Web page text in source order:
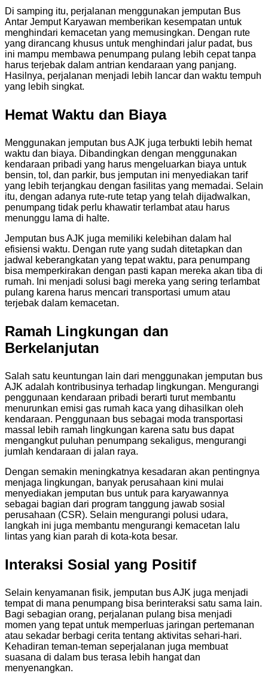
Di samping itu, perjalanan menggunakan jemputan Bus
Antar Jemput Karyawan memberikan kesempatan untuk
menghindari kemacetan yang memusingkan. Dengan rute
yang dirancang khusus untuk menghindari jalur padat, bus
ini mampu membawa penumpang pulang lebih cepat tanpa
harus terjebak dalam antrian kendaraan yang panjang.
Hasilnya, perjalanan menjadi lebih lancar dan waktu tempuh
yang lebih singkat.
Hemat Waktu dan Biaya
Menggunakan jemputan bus AJK juga terbukti lebih hemat
waktu dan biaya. Dibandingkan dengan menggunakan
kendaraan pribadi yang harus mengeluarkan biaya untuk
bensin, tol, dan parkir, bus jemputan ini menyediakan tarif
yang lebih terjangkau dengan fasilitas yang memadai. Selain
itu, dengan adanya rute-rute tetap yang telah dijadwalkan,
penumpang tidak perlu khawatir terlambat atau harus
menunggu lama di halte.
Jemputan bus AJK juga memiliki kelebihan dalam hal
efisiensi waktu. Dengan rute yang sudah ditetapkan dan
jadwal keberangkatan yang tepat waktu, para penumpang
bisa memperkirakan dengan pasti kapan mereka akan tiba di
rumah. Ini menjadi solusi bagi mereka yang sering terlambat
pulang karena harus mencari transportasi umum atau
terjebak dalam kemacetan.
Ramah Lingkungan dan
Berkelanjutan
Salah satu keuntungan lain dari menggunakan jemputan bus
AJK adalah kontribusinya terhadap lingkungan. Mengurangi
penggunaan kendaraan pribadi berarti turut membantu
menurunkan emisi gas rumah kaca yang dihasilkan oleh
kendaraan. Penggunaan bus sebagai moda transportasi
massal lebih ramah lingkungan karena satu bus dapat
mengangkut puluhan penumpang sekaligus, mengurangi
jumlah kendaraan di jalan raya.
Dengan semakin meningkatnya kesadaran akan pentingnya
menjaga lingkungan, banyak perusahaan kini mulai
menyediakan jemputan bus untuk para karyawannya
sebagai bagian dari program tanggung jawab sosial
perusahaan (CSR). Selain mengurangi polusi udara,
langkah ini juga membantu mengurangi kemacetan lalu
lintas yang kian parah di kota-kota besar.
Interaksi Sosial yang Positif
Selain kenyamanan fisik, jemputan bus AJK juga menjadi
tempat di mana penumpang bisa berinteraksi satu sama lain.
Bagi sebagian orang, perjalanan pulang bisa menjadi
momen yang tepat untuk memperluas jaringan pertemanan
atau sekadar berbagi cerita tentang aktivitas sehari-hari.
Kehadiran teman-teman seperjalanan juga membuat
suasana di dalam bus terasa lebih hangat dan
menyenangkan.